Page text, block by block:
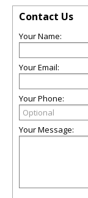
Contact Us
Your Name:
Your Email:
Your Phone:
Your Message: